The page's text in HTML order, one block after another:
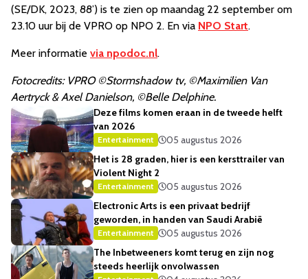
(SE/DK, 2023, 88’) is te zien op maandag 22 september om
23.10 uur bij de VPRO op NPO 2. En via NPO Start.
Meer informatie via npodoc.nl.
Fotocredits: VPRO ©Stormshadow tv, ©Maximilien Van
Aertryck & Axel Danielson, ©Belle Delphine.
Deze films komen eraan in de tweede helft
van 2026
Entertainment
05 augustus 2026
Het is 28 graden, hier is een kersttrailer van
Violent Night 2
Entertainment
05 augustus 2026
Electronic Arts is een privaat bedrijf
geworden, in handen van Saudi Arabië
Entertainment
05 augustus 2026
The Inbetweeners komt terug en zijn nog
steeds heerlijk onvolwassen